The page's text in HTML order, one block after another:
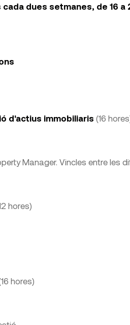
dues setmanes, de 16 a
d'actius immobiliaris (16
Manager. Vincles entre les
hores)
hores)